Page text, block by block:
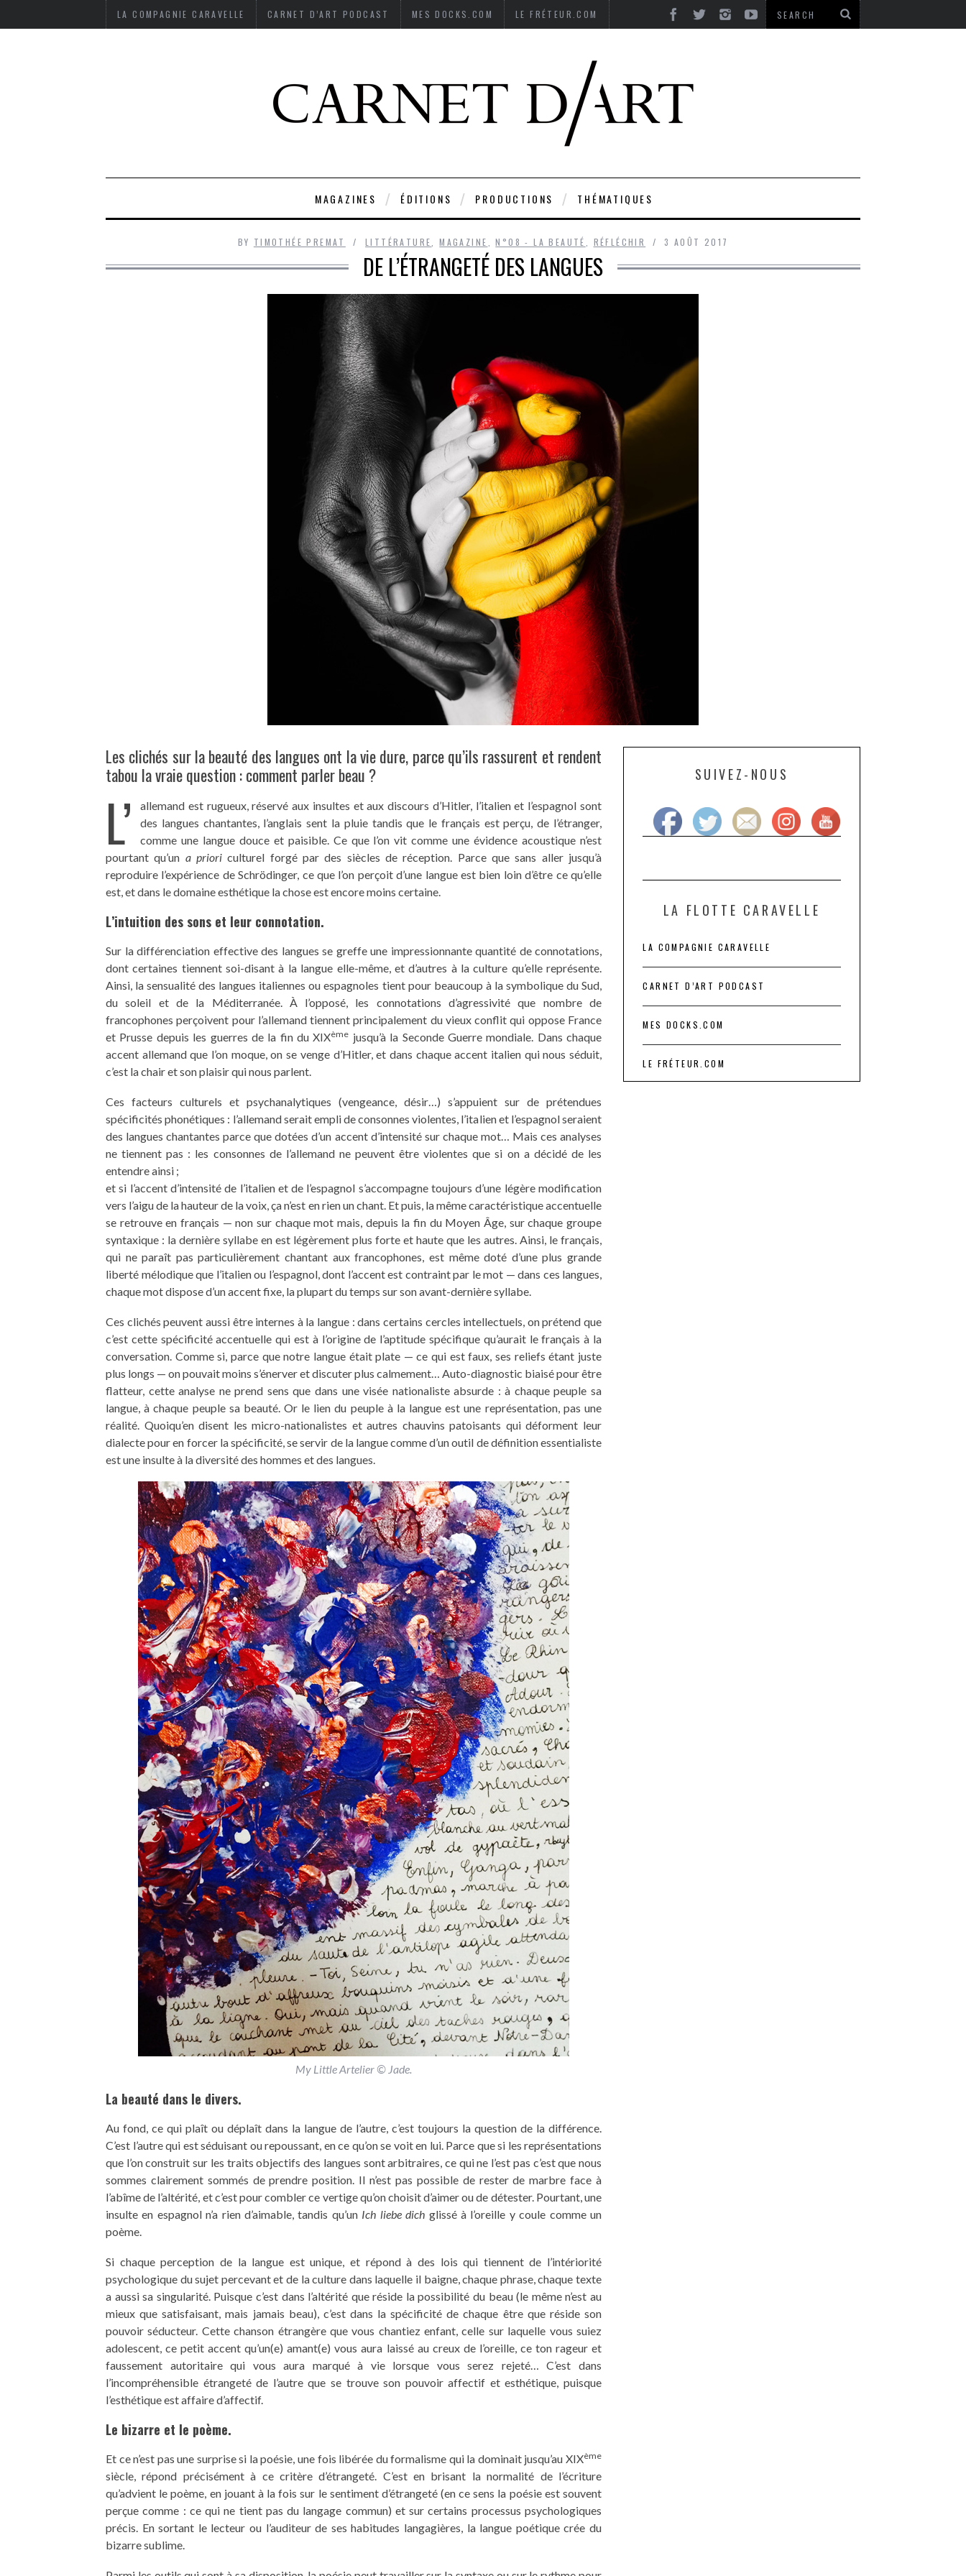
LA COMPAGNIE CARAVELLE CARNET D’ART PODCAST MES DOCKS.COM LE FRÉTEUR.COM
MAGAZINES ÉDITIONS PRODUCTIONS THÉMATIQUES
BY TIMOTHÉE PREMAT LITTÉRATURE ,MAGAZINE ,N°08 - LA BEAUTÉ RÉFLÉCHIR 3 AOÛT 2017
DE L’ÉTRANGETÉ DES LANGUES
Les clichés sur la beauté des langues ont la vie dure, parce qu’ils rassurent et rendent
tabou la vraie question : comment parler beau ?
L’
allemand est rugueux, réservé aux insultes et aux discours d’Hitler, l’italien et l’espagnol sont
des langues chantantes, l’anglais sent la pluie tandis que le français est perçu, de l’étranger,
comme une langue douce et paisible. Ce que l’on vit comme une évidence acoustique n’est
pourtant qu’un a priori culturel forgé par des siècles de réception. Parce que sans aller jusqu’à
reproduire l’expérience de Schrödinger, ce que l’on perçoit d’une langue est bien loin d’être ce qu’elle
est, et dans le domaine esthétique la chose est encore moins certaine.
L’intuition des sons et leur connotation.
Sur la différenciation effective des langues se greffe une impressionnante quantité de connotations,
dont certaines tiennent soi-disant à la langue elle-même, et d’autres à la culture qu’elle représente.
Ainsi, la sensualité des langues italiennes ou espagnoles tient pour beaucoup à la symbolique du Sud,
du soleil et de la Méditerranée. À l’opposé, les connotations d’agressivité que nombre de
francophones perçoivent pour l’allemand tiennent principalement du vieux conflit qui oppose France
et Prusse depuis les guerres de la fin du XIXème jusqu’à la Seconde Guerre mondiale. Dans chaque
accent allemand que l’on moque, on se venge d’Hitler, et dans chaque accent italien qui nous séduit,
c’est la chair et son plaisir qui nous parlent.
Ces facteurs culturels et psychanalytiques (vengeance, désir…) s’appuient sur de prétendues
spécificités phonétiques : l’allemand serait empli de consonnes violentes, l’italien et l’espagnol seraient
des langues chantantes parce que dotées d’un accent d’intensité sur chaque mot… Mais ces analyses
ne tiennent pas : les consonnes de l’allemand ne peuvent être violentes que si on a décidé de les
entendre ainsi ;
et si l’accent d’intensité de l’italien et de l’espagnol s’accompagne toujours d’une légère modification
vers l’aigu de la hauteur de la voix, ça n’est en rien un chant. Et puis, la même caractéristique accentuelle
se retrouve en français — non sur chaque mot mais, depuis la fin du Moyen Âge, sur chaque groupe
syntaxique : la dernière syllabe en est légèrement plus forte et haute que les autres. Ainsi, le français,
qui ne paraît pas particulièrement chantant aux francophones, est même doté d’une plus grande
liberté mélodique que l’italien ou l’espagnol, dont l’accent est contraint par le mot — dans ces langues,
chaque mot dispose d’un accent fixe, la plupart du temps sur son avant-dernière syllabe.
Ces clichés peuvent aussi être internes à la langue : dans certains cercles intellectuels, on prétend que
c’est cette spécificité accentuelle qui est à l’origine de l’aptitude spécifique qu’aurait le français à la
conversation. Comme si, parce que notre langue était plate — ce qui est faux, ses reliefs étant juste
plus longs — on pouvait moins s’énerver et discuter plus calmement… Auto-diagnostic biaisé pour être
flatteur, cette analyse ne prend sens que dans une visée nationaliste absurde : à chaque peuple sa
langue, à chaque peuple sa beauté. Or le lien du peuple à la langue est une représentation, pas une
réalité. Quoiqu’en disent les micro-nationalistes et autres chauvins patoisants qui déforment leur
dialecte pour en forcer la spécificité, se servir de la langue comme d’un outil de définition essentialiste
est une insulte à la diversité des hommes et des langues.
My Little Artelier © Jade.
La beauté dans le divers.
Au fond, ce qui plaît ou déplaît dans la langue de l’autre, c’est toujours la question de la différence.
C’est l’autre qui est séduisant ou repoussant, en ce qu’on se voit en lui. Parce que si les représentations
que l’on construit sur les traits objectifs des langues sont arbitraires, ce qui ne l’est pas c’est que nous
sommes clairement sommés de prendre position. Il n’est pas possible de rester de marbre face à
l’abîme de l’altérité, et c’est pour combler ce vertige qu’on choisit d’aimer ou de détester. Pourtant, une
insulte en espagnol n’a rien d’aimable, tandis qu’un Ich liebe dich glissé à l’oreille y coule comme un
poème.
Si chaque perception de la langue est unique, et répond à des lois qui tiennent de l’intériorité
psychologique du sujet percevant et de la culture dans laquelle il baigne, chaque phrase, chaque texte
a aussi sa singularité. Puisque c’est dans l’altérité que réside la possibilité du beau (le même n’est au
mieux que satisfaisant, mais jamais beau), c’est dans la spécificité de chaque être que réside son
pouvoir séducteur. Cette chanson étrangère que vous chantiez enfant, celle sur laquelle vous suiez
adolescent, ce petit accent qu’un(e) amant(e) vous aura laissé au creux de l’oreille, ce ton rageur et
faussement autoritaire qui vous aura marqué à vie lorsque vous serez rejeté… C’est dans
l’incompréhensible étrangeté de l’autre que se trouve son pouvoir affectif et esthétique, puisque
l’esthétique est affaire d’affectif.
Le bizarre et le poème.
Et ce n’est pas une surprise si la poésie, une fois libérée du formalisme qui la dominait jusqu’au XIXème
siècle, répond précisément à ce critère d’étrangeté. C’est en brisant la normalité de l’écriture
qu’advient le poème, en jouant à la fois sur le sentiment d’étrangeté (en ce sens la poésie est souvent
perçue comme : ce qui ne tient pas du langage commun) et sur certains processus psychologiques
précis. En sortant le lecteur ou l’auditeur de ses habitudes langagières, la langue poétique crée du
bizarre sublime.
SUIVEZ-NOUS
LA FLOTTE CARAVELLE
LA COMPAGNIE CARAVELLE
CARNET D’ART PODCAST
MES DOCKS.COM
LE FRÉTEUR.COM